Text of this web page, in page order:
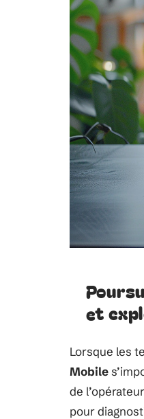
et
Lorsque les
Mobile
de
pour